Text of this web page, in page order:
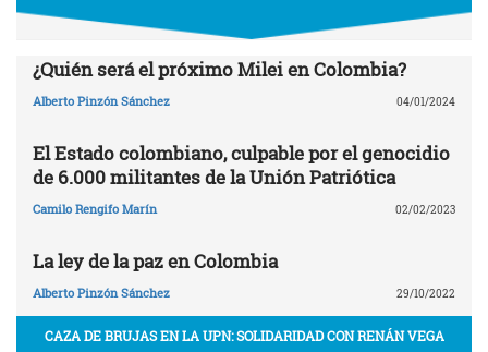
¿Quién será el próximo Milei en Colombia?
Alberto Pinzón Sánchez 04/01/2024
El Estado colombiano, culpable por el genocidio
de 6.000 militantes de la Unión Patriótica
Camilo Rengifo Marín 02/02/2023
La ley de la paz en Colombia
Alberto Pinzón Sánchez 29/10/2022
CAZA DE BRUJAS EN LA UPN: SOLIDARIDAD CON RENÁN VEGA